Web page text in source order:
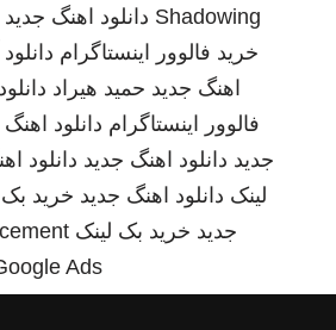
Shadowing دانلود اهنگ جدید
خرید فالوور اینستاگرام
اهنگ جدید حمید هیراد
فالوور اینستاگرام دانلود
جدید دانلود اهنگ جدید دانلود
لینک دانلود اهنگ جدید خرید بک
جدید خرید بک لینک
Ads